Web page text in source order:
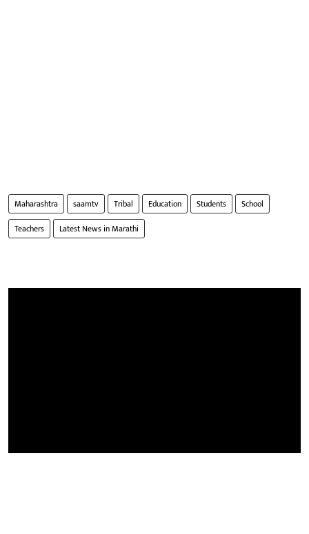
Maharashtra saamtv Tribal Education Students
School
Teachers
Latest News in Marathi